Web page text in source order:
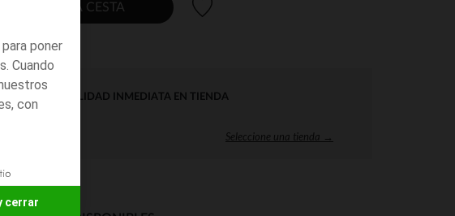
poner
Cuando
con
cerrar
AÑADIR A LA CESTA
DISPONIBILIDAD INMEDIATA EN TIENDA
Seleccione una tienda →